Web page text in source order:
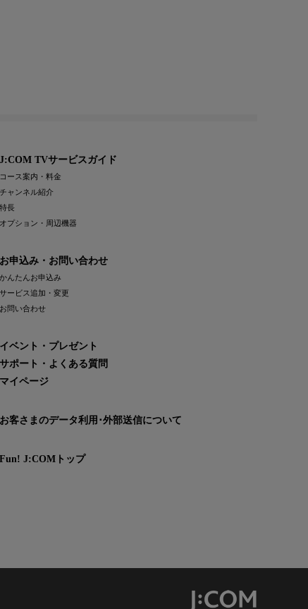
J:COM TVサービスガイド
コース案内・料金
チャンネル紹介
特長
オプション・周辺機器
お申込み・お問い合わせ
かんたんお申込み
サービス追加・変更
お問い合わせ
イベント・プレゼント
サポート・よくある質問
マイページ
お客さまのデータ利用･外部送信について
Fun! J:COMトップ